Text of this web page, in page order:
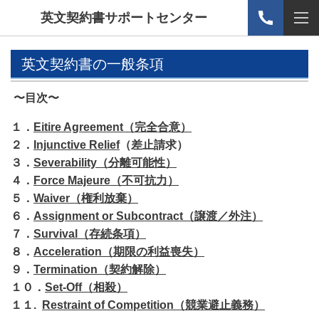
英文契約書サポートセンター
英文契約書の一般条項
〜目次〜
１． Eitire Agreement（完全合意）
２．
Injunctive Relief（差止請求）
３． Severability（分離可能性）
４． Force Majeure（不可抗力）
５． Waiver（権利放棄）
６． Assignment or Subcontract（譲渡／外注）
７． Survival（存続条項）
８． Acceleration（期限の利益喪失）
９． Termination（契約解除）
１０． Set-Off（相殺）
１１.
Restraint of Competition（競業避止義務）